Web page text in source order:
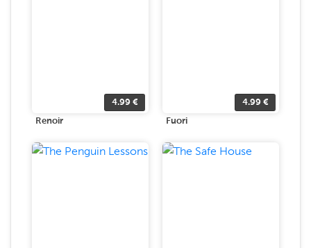
4.99 €
Renoir
4.99 €
Fuori